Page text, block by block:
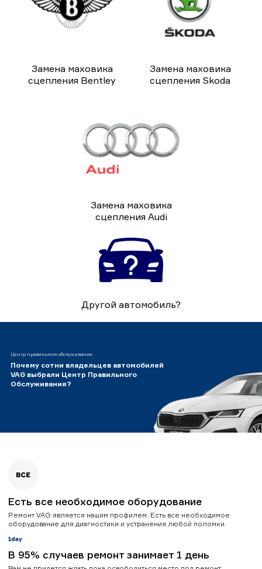
Замена маховика
сцепления Bentley
Замена маховика
сцепления Skoda
Замена маховика
сцепления Audi
Другой автомобиль?
Центр правильного обслуживания
Почему сотни владельцев автомобилей
VAG выбрали Центр Правильного
Обслуживания?
Есть все необходимое оборудование
Ремонт VAG является нашим профилем. Есть все необходимое
оборудование для диагностики и устранения любой поломки.
В 95% случаев ремонт занимает 1 день